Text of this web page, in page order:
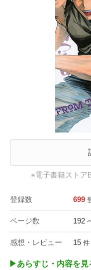
※電子書籍スト
登録数 699
ページ数 192
感想・レビュー 15 件
▶︎あらすじ・内容を見